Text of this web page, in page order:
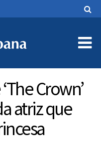
Crown’
atriz que